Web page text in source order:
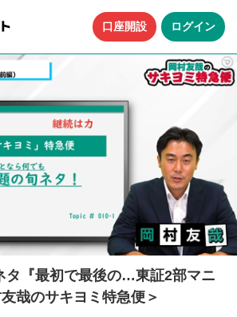
口座開設 ログイン
タ『最初で最後の…東証2部マニ
哉のサキヨミ特急便＞